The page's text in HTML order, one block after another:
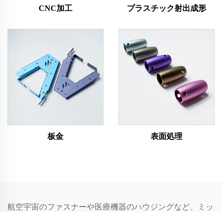
CNC加工 プラスチック射出成形
板金 表面処理
航空宇宙のファスナーや医療機器のハウジングなど、ミッ